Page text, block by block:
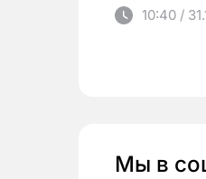
10:40 /
Мы в